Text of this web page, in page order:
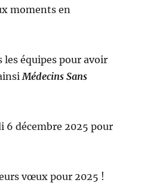
moments en
équipes pour avoir
Médecins Sans
6 décembre 2025 pour
vœux pour 2025 !